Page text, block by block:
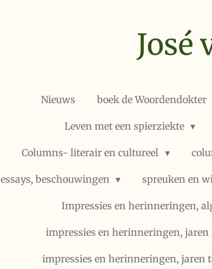
José
Nieuws boek de Woordendokter
Leven met een spierziekte
Columns- literair en cultureel
essays, beschouwingen spreuken en
Impressies en herinneringen,
impressies en herinneringen, jaren
impressies en herinneringen, jaren